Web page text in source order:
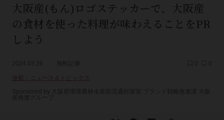
大阪産(もん)ロゴステッカーで、大阪産
の食材を使った料理が味わえることをPR
しよう
連載：ニュース＆トピックス